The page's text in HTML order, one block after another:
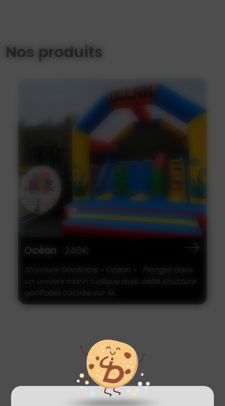
Nos produits
Océan 240€
Structure Gonflable « Océan » Plongez dans
un univers marin ludique avec cette structure
gonflable colorée sur le...